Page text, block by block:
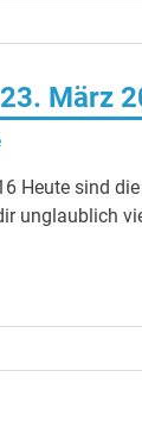
März
Heute sind
unglaublich